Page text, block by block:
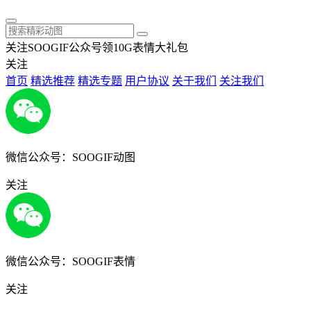
关注SOOGIF公众号领10G表情大礼包
关注
首页 精选推荐 精选专题 用户协议 关于我们 关注我们
微信公众号：SOOGIF动图
关注
微信公众号：SOOGIF表情
关注